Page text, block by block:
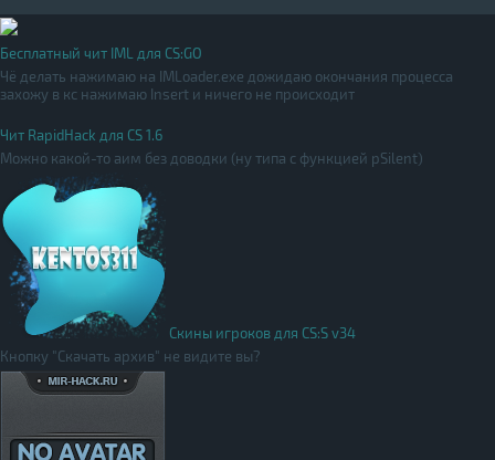
Бесплатный чит IML для CS:GO
Чё делать нажимаю на IMLoader.exe дожидаю окончания процесса
захожу в кс нажимаю Insert и ничего не происходит
Чит RapidHack для CS 1.6
Можно какой-то аим без доводки (ну типа с функцией pSilent)
Скины игроков для CS:S v34
Кнопку "Скачать архив" не видите вы?